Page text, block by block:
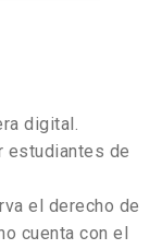
digital.
estudiantes de
el derecho de
cuenta con el